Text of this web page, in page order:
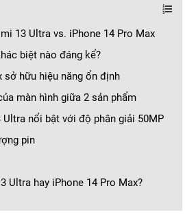
13 Ultra vs. iPhone 14 Pro Max
biệt nào đáng kể?
sở hữu hiệu năng ổn định
màn hình giữa 2 sản phẩm
Ultra nổi bật với độ phân giải 50MP
pin
Ultra hay iPhone 14 Pro Max?